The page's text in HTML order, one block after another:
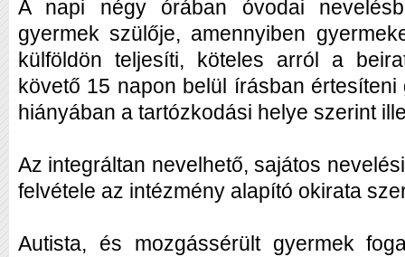
A napi négy órában óvodai
gyermek szülője, amennyiben
külföldön teljesíti, köteles arról a
követő 15 napon belül írásban
hiányában a tartózkodási helye szerint
Az integráltan nevelhető, sajátos
felvétele az intézmény alapító okirata
Autista, és mozgássérült gyermek